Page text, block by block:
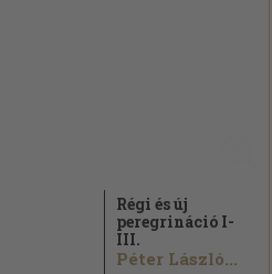
Régi és új
peregrináció I-
III.
Péter László...